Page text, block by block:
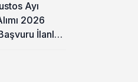
Ayı
2026
İlanları